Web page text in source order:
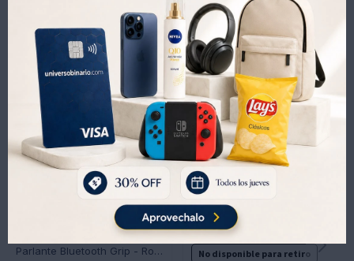
Productos que te pueden interesar
Parlante Bluetooth Grip - Rojo -JBLGRIPREDAM - JBL - ROJO No disponible para retiro